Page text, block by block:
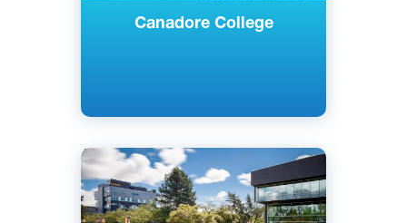
Canadore College
Английский
Ванкувер, Канада
Государственный